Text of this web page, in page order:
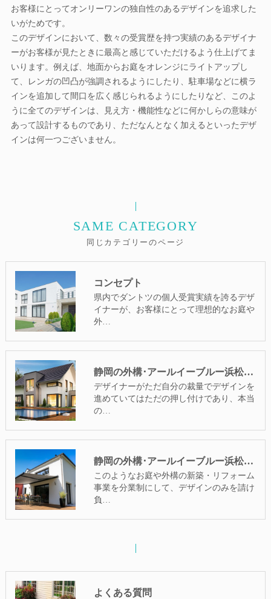
お客様にとってオンリーワンの独自性のあるデザインを追求した
いがためです。
このデザインにおいて、数々の受賞歴を持つ実績のあるデザイナ
ーがお客様が見たときに最高と感じていただけるよう仕上げてま
いります。例えば、地面からお庭をオレンジにライトアップし
て、レンガの凹凸が強調されるようにしたり、駐車場などに横ラ
インを追加して間口を広く感じられるようにしたりなど、このよ
うに全てのデザインは、見え方・機能性などに何かしらの意味が
あって設計するものであり、ただなんとなく加えるといったデザ
インは何一つございません。
同じカテゴリーのページ
SAME CATEGORY
コンセプト
県内でダントツの個人受賞実績を誇るデザ
イナーが、お客様にとって理想的なお庭や
外…
静岡の外構･アールイーブルー浜松の口コミ情報
デザイナーがただ自分の裁量でデザインを
進めていてはただの押し付けであり、本当
の…
静岡の外構･アールイーブルー浜松の評判
このようなお庭や外構の新築・リフォーム
事業を分業制にして、デザインのみを請け
負…
よくある質問